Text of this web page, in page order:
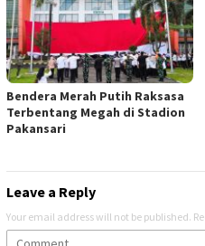
Bendera Merah Putih Raksasa
Terbentang Megah di Stadion
Pakansari
Leave a Reply
Your email address will not be published.